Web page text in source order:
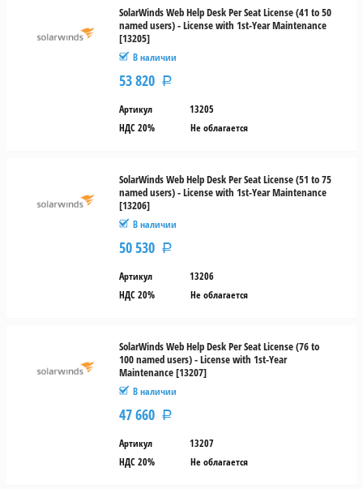
SolarWinds Web Help Desk Per Seat License (41 to 50
named users) - License with 1st-Year Maintenance
[13205]
В наличии
53 820 Р
Артикул
13205
НДС 20%
Не облагается
SolarWinds Web Help Desk Per Seat License (51 to 75
named users) - License with 1st-Year Maintenance
[13206]
В наличии
50 530 Р
Артикул
13206
НДС 20%
Не облагается
SolarWinds Web Help Desk Per Seat License (76 to
100 named users) - License with 1st-Year
Maintenance [13207]
В наличии
47 660 Р
Артикул
13207
НДС 20%
Не облагается